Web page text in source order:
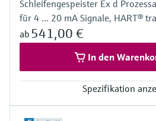
Einheit
TAG
Gefahrwarnung im Klartext
Spannungsversorgung
20...250V AC/DC
Schleifengespeister Ex d
für 4 ... 20 mA Signale, HART®
ab 541,00 €
In den
Spezifikation